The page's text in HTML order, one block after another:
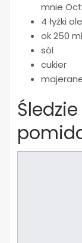
mnie
4 łyżki
ok 250
sól
cukier